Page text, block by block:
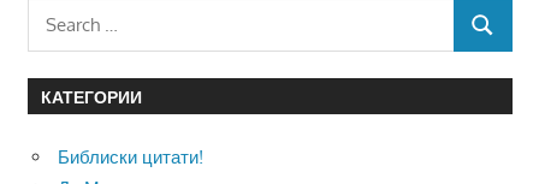
Search
SEARCH
КАТЕГОРИИ
Библиски цитати!